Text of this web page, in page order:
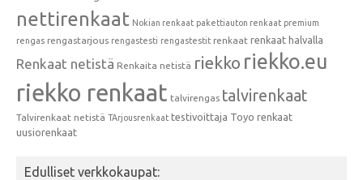
nettirenkaat Nokian renkaat pakettiauton renkaat premium
rengas rengastarjous rengastesti rengastestit renkaat renkaat halvalla
Renkaat netistä Renkaita netistä riekko riekko.eu
riekko renkaat talvirengas talvirenkaat
Talvirenkaat netistä TArjousrenkaat testivoittaja Toyo renkaat
uusiorenkaat
Edulliset verkkokaupat: